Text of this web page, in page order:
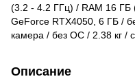
(3.2 - 4.2 ГГц) / RAM 16 ГБ
GeForce RTX4050, 6 ГБ /
камера / без ОС / 2.38 кг /
Описание